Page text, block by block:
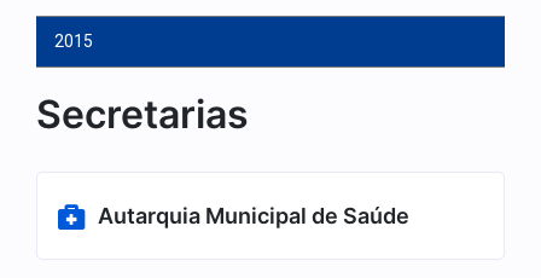
2015
Secretarias
Autarquia Municipal de Saúde